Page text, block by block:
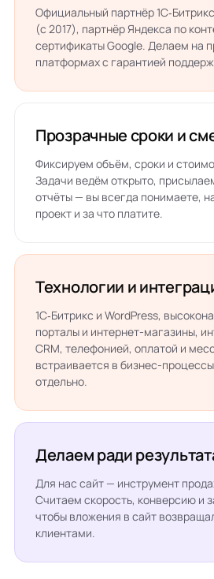
Официальный партнёр1С‑Битрикс
(с 2017), партнёр Яндекса по
сертификаты Google. Делаем на
платформах с гарантией
Прозрачные сроки и
Фиксируем объём, сроки и
Задачи ведём открыто,
отчёты — вы всегда понимаете,
проект и за что платите.
Технологии и
1С‑Битрикс и WordPress,
порталы и интернет-магазины,
CRM, телефонией, оплатой и
встраивается в бизнес-
отдельно.
Делаем ради
Для нас сайт — инструмент
Считаем скорость, конверсию и
чтобы вложения в сайт
клиентами.